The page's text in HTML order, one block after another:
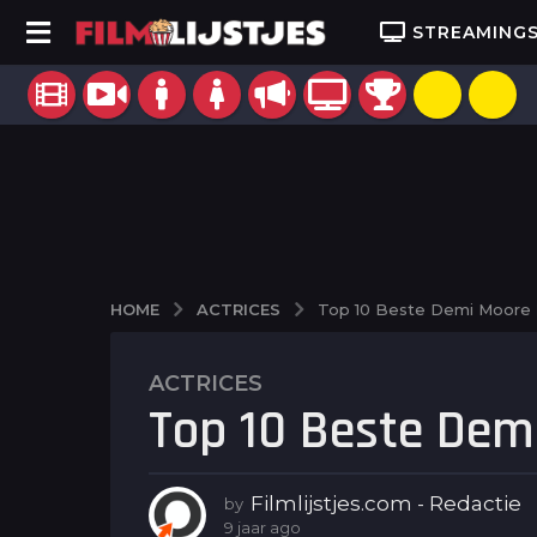
HOME ACTRICES Top 10 Beste Demi Moore
9
j
a
r
a
ACTRICES
Top 10 Beste
by Filmlijstjes.com - Redactie
9 jaar ago